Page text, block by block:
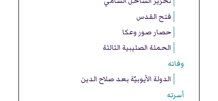
فتح القدس
حصار صور وعكا
الحملة الصليبية الثالثة
وفاته
الدولة الأيوبيّة بعد صلاح الدين
أسرته